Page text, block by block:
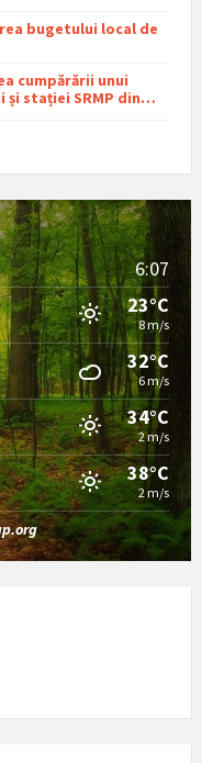
bugetului local de
cumpărării unui
stației SRMP din
6:07
23°C
8 m/s
32°C
6 m/s
34°C
2 m/s
38°C
2 m/s